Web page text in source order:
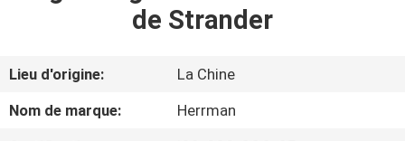
DE
NOUS
de Strander
Lieu d'origine:
La Chine
Nom de marque:
Herrman